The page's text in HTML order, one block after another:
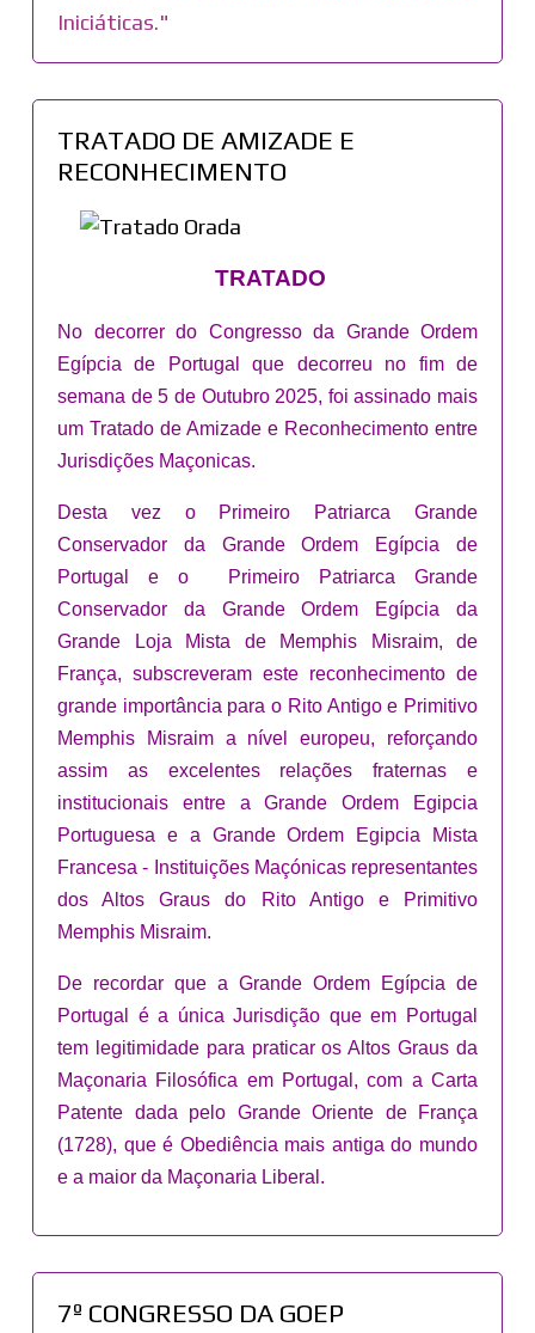
Iniciáticas."
TRATADO DE AMIZADE E
RECONHECIMENTO
TRATADO
No decorrer do Congresso da Grande Ordem
Egípcia de Portugal que decorreu no fim de
semana de 5 de Outubro 2025, foi assinado mais
um Tratado de Amizade e Reconhecimento entre
Jurisdições Maçonicas.
Desta vez o Primeiro Patriarca Grande
Conservador da Grande Ordem Egípcia de
Portugal e o Primeiro Patriarca Grande
Conservador da Grande Ordem Egípcia da
Grande Loja Mista de Memphis Misraim, de
França, subscreveram este reconhecimento de
grande importância para o Rito Antigo e Primitivo
Memphis Misraim a nível europeu, reforçando
assim as excelentes relações fraternas e
institucionais entre a Grande Ordem Egipcia
Portuguesa e a Grande Ordem Egipcia Mista
Francesa - Instituições Maçónicas representantes
dos Altos Graus do Rito Antigo e Primitivo
Memphis Misraim.
De recordar que a Grande Ordem Egípcia de
Portugal é a única Jurisdição que em Portugal
tem legitimidade para praticar os Altos Graus da
Maçonaria Filosófica em Portugal, com a Carta
Patente dada pelo Grande Oriente de França
(1728), que é Obediência mais antiga do mundo
e a maior da Maçonaria Liberal.
7º CONGRESSO DA GOEP